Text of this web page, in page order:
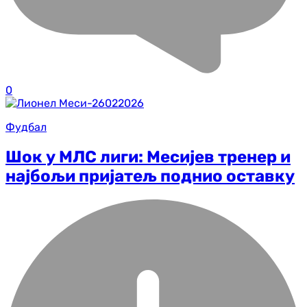
0
Фудбал
Шок у МЛС лиги: Месијев тренер и
најбољи пријатељ поднио оставку